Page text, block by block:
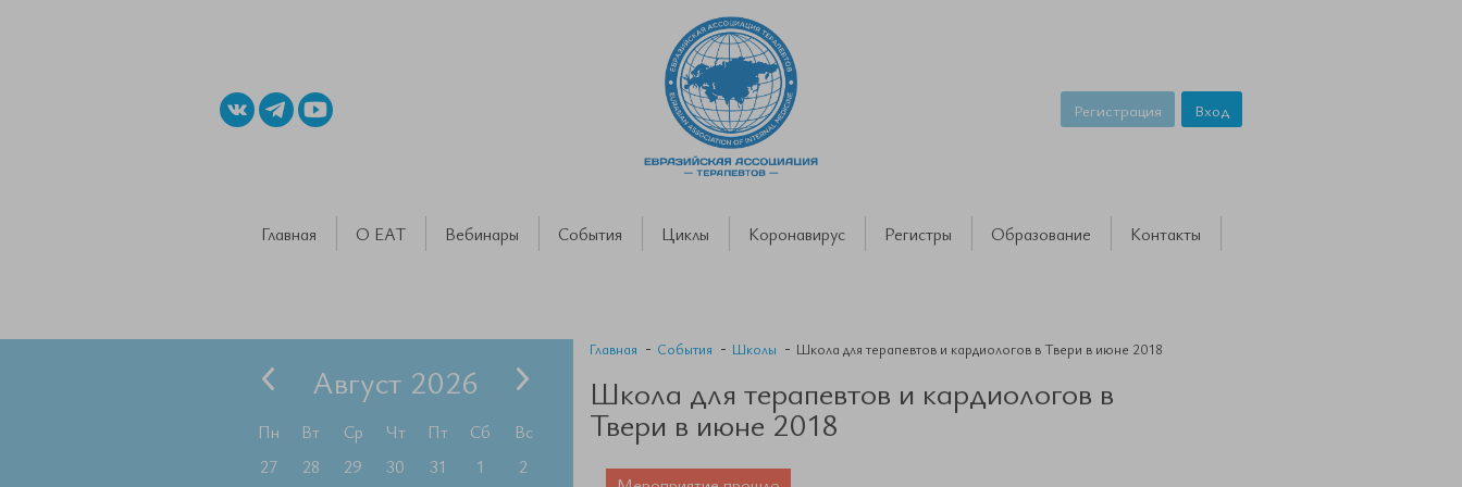
Регистрация Вход
Главная О ЕАТ Вебинары События Циклы Коронавирус Регистры Образование Контакты
Август 2026
Пн Вт Ср Чт Пт Сб
Вс
27
28 29 30 31 1
2
Главная События Школы Школа для терапевтов и кардиологов в Твери в июне 2018
Школа для терапевтов и кардиологов в
Твери в июне 2018